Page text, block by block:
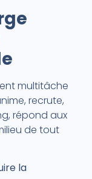
multitâche
recrute,
répond aux
de tout
la